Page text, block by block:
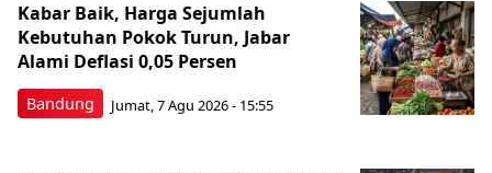
Bandung
Kabar Baik, Harga Sejumlah
Kebutuhan Pokok Turun, Jabar
Alami Deflasi 0,05 Persen
Jumat, 7 Agu 2026 - 15:55